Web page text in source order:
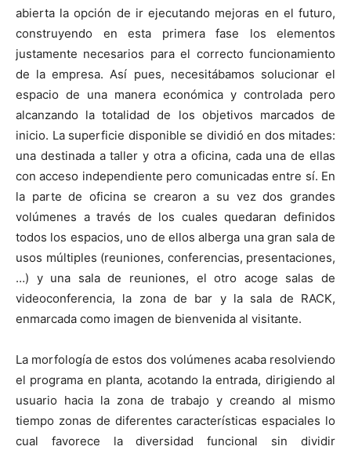
abierta la opción de ir ejecutando mejoras en el futuro,
construyendo en esta primera fase los elementos
justamente necesarios para el correcto funcionamiento
de la empresa. Así pues, necesitábamos solucionar el
espacio de una manera económica y controlada pero
alcanzando la totalidad de los objetivos marcados de
inicio. La superficie disponible se dividió en dos mitades:
una destinada a taller y otra a oficina, cada una de ellas
con acceso independiente pero comunicadas entre sí. En
la parte de oficina se crearon a su vez dos grandes
volúmenes a través de los cuales quedaran definidos
todos los espacios, uno de ellos alberga una gran sala de
usos múltiples (reuniones, conferencias, presentaciones,
…) y una sala de reuniones, el otro acoge salas de
videoconferencia, la zona de bar y la sala de RACK,
enmarcada como imagen de bienvenida al visitante.
La morfología de estos dos volúmenes acaba resolviendo
el programa en planta, acotando la entrada, dirigiendo al
usuario hacia la zona de trabajo y creando al mismo
tiempo zonas de diferentes características espaciales lo
cual favorece la diversidad funcional sin dividir